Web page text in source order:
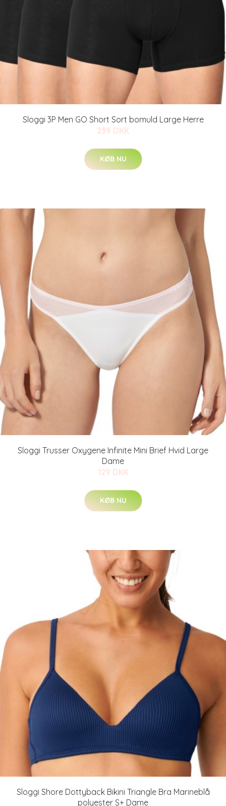
Sloggi 3P Men GO Short Sort bomuld Large Herre
239 DKK
KØB NU
Sloggi Trusser Oxygene Infinite Mini Brief Hvid Large
Dame
129 DKK
KØB NU
Sloggi Shore Dottyback Bikini Triangle Bra Marineblå
polyester S+ Dame